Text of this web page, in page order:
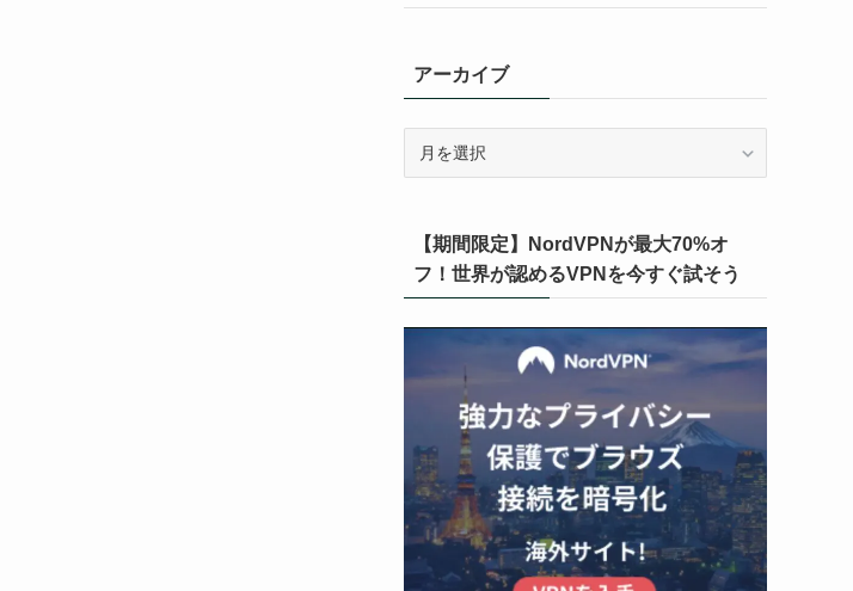
アーカイブ
【期間限定】NordVPNが最大70%オ
フ！世界が認めるVPNを今すぐ試そう